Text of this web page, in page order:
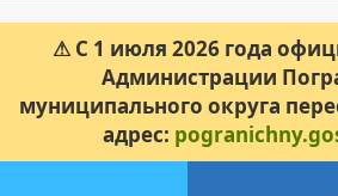
⚠ С 1 июля 2026 года
Администрации
муниципального округа
адрес: